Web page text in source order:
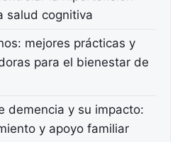
salud cognitiva
mejores prácticas y
para el bienestar de
demencia y su impacto:
y apoyo familiar